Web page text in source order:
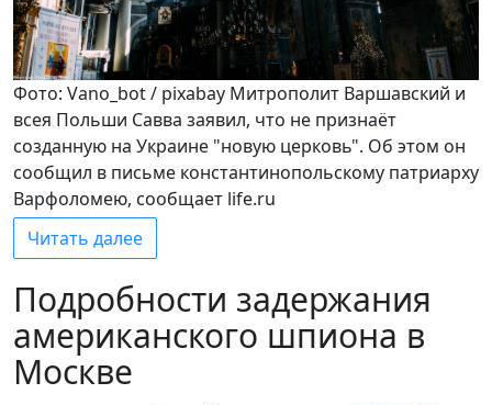
Фото: Vano_bot / pixabay Митрополит Варшавский и
всея Польши Савва заявил, что не признаёт
созданную на Украине "новую церковь". Об этом он
сообщил в письме константинопольскому патриарху
Варфоломею, сообщает life.ru
Читать далее
Подробности задержания
американского шпиона в
Москве